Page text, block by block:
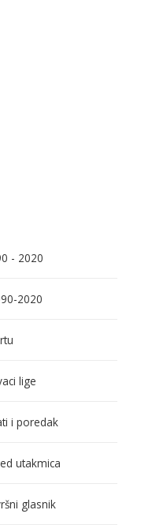
- 2020
2020
lige
i poredak
utakmica
glasnik